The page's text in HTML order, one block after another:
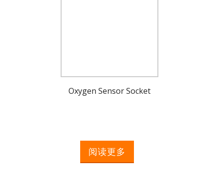
Oxygen Sensor Socket
阅读更多